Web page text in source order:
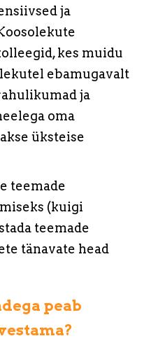
ja
kes muidu
ebamugavalt
ja
oma
üksteise
teemade
(kuigi
teemade
tänavate head
peab